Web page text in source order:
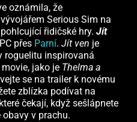
oznámila, že
Serious Sim na
řidičské hry. Jít
přes Parní. Jít ven je
roguelitu inspirovaná
jako je Thelma a
se na trailer k novému
zblízka podívat na
čekají, když sešlápnete
obavy v prachu.